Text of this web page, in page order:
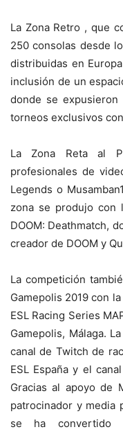
La Zona Retro , que
250 consolas desde
distribuidas en
inclusión de un
donde se expusieron
torneos exclusivos
La Zona Reta al
profesionales de
Legends o
zona se produjo con
DOOM: Deathmatch,
creador de DOOM y
La competición
Gamepolis 2019 con
ESL Racing Series
Gamepolis, Málaga.
canal de Twitch de
ESL España y el
Gracias al apoyo de
patrocinador y media
se ha convertido